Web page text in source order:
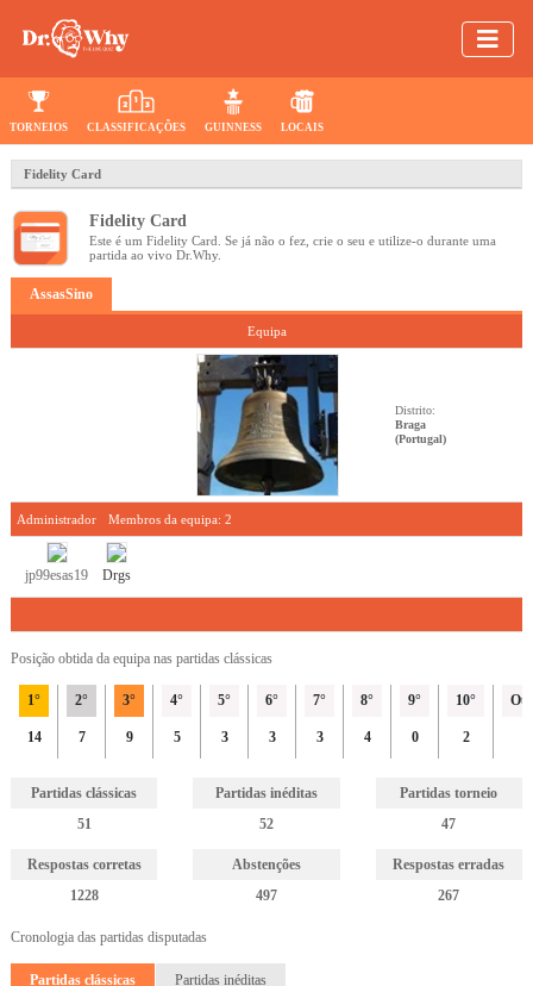
TORNEIOS CLASSIFICAÇÕES GUINNESS LOCAIS
Fidelity Card
Fidelity Card
Este é um Fidelity Card. Se já não o fez, crie o seu e utilize-o durante uma
partida ao vivo Dr.Why.
AssasSino
Equipa
Distrito:
Braga
(Portugal)
Administrador Membros da equipa: 2
jp99esas19 Drgs
Posição obtida da equipa nas partidas clássicas
1° 2° 3° 4° 5° 6° 7° 8° 9° 10°
14 7 9 5 3 3 3 4 0 2
Partidas clássicas
51
Partidas inéditas
52
Partidas torneio
47
Respostas corretas
1228
Abstenções
497
Respostas erradas
267
Cronologia das partidas disputadas
Partidas clássicas Partidas inéditas